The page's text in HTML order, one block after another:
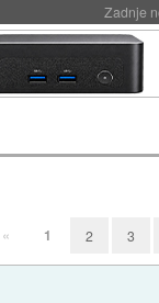
Zadnje
« 1 2 3